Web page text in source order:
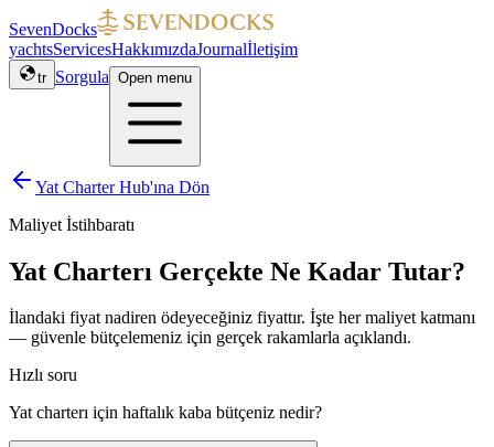
SevenDocks
yachtsServicesHakkımızdaJournalİletişim
tr Sorgula Open menu
Yat Charter Hub'ına Dön
Maliyet İstihbaratı
Yat Charterı Gerçekte Ne Kadar Tutar?
İlandaki fiyat nadiren ödeyeceğiniz fiyattır. İşte her maliyet katmanı
— güvenle bütçelemeniz için gerçek rakamlarla açıklandı.
Hızlı soru
Yat charterı için haftalık kaba bütçeniz nedir?